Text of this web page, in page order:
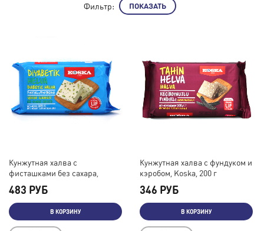
Фильтр: ПОКАЗАТЬ
Кунжутная халва с
фисташками без сахара,
Koska, 200 г
483 РУБ
В КОРЗИНУ
Кунжутная халва с фундуком и
кэробом, Koska, 200 г
346 РУБ
В КОРЗИНУ